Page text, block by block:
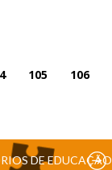
105 106
DE EDUCAÇÃO